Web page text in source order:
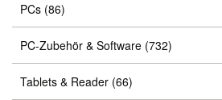
PCs (86)
PC-Zubehör & Software (732)
Tablets & Reader (66)